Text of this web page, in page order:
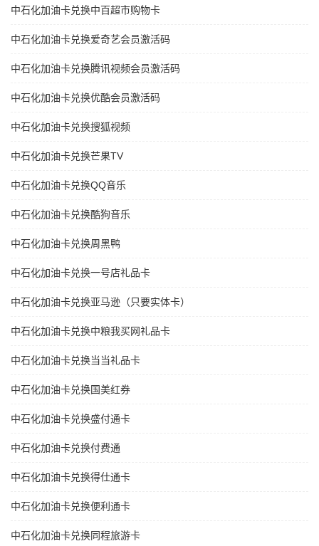
中石化加油卡兑换中百超市购物卡
中石化加油卡兑换爱奇艺会员激活码
中石化加油卡兑换腾讯视频会员激活码
中石化加油卡兑换优酷会员激活码
中石化加油卡兑换搜狐视频
中石化加油卡兑换芒果TV
中石化加油卡兑换QQ音乐
中石化加油卡兑换酷狗音乐
中石化加油卡兑换周黑鸭
中石化加油卡兑换一号店礼品卡
中石化加油卡兑换亚马逊（只要实体卡）
中石化加油卡兑换中粮我买网礼品卡
中石化加油卡兑换当当礼品卡
中石化加油卡兑换国美红券
中石化加油卡兑换盛付通卡
中石化加油卡兑换付费通
中石化加油卡兑换得仕通卡
中石化加油卡兑换便利通卡
中石化加油卡兑换同程旅游卡